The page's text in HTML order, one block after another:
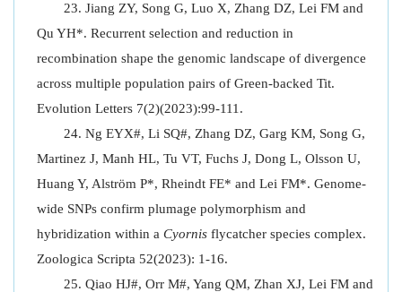
Jiang ZY, Song G, Luo X, Zhang DZ, Lei FM and
Qu YH*. Recurrent selection and reduction in
recombination shape the genomic landscape of divergence
across multiple population pairs of Green-backed Tit.
Evolution Letters 7(2)(2023):99-111.
Ng EYX#, Li SQ#, Zhang DZ, Garg KM, Song G,
Martinez J, Manh HL, Tu VT, Fuchs J, Dong L, Olsson U,
Huang Y, Alström P*, Rheindt FE* and Lei FM*. Genome-
wide SNPs confirm plumage polymorphism and
hybridization within a Cyornis flycatcher species complex.
Zoologica Scripta 52(2023): 1-16.
Qiao HJ#, Orr M#, Yang QM, Zhan XJ, Lei FM and